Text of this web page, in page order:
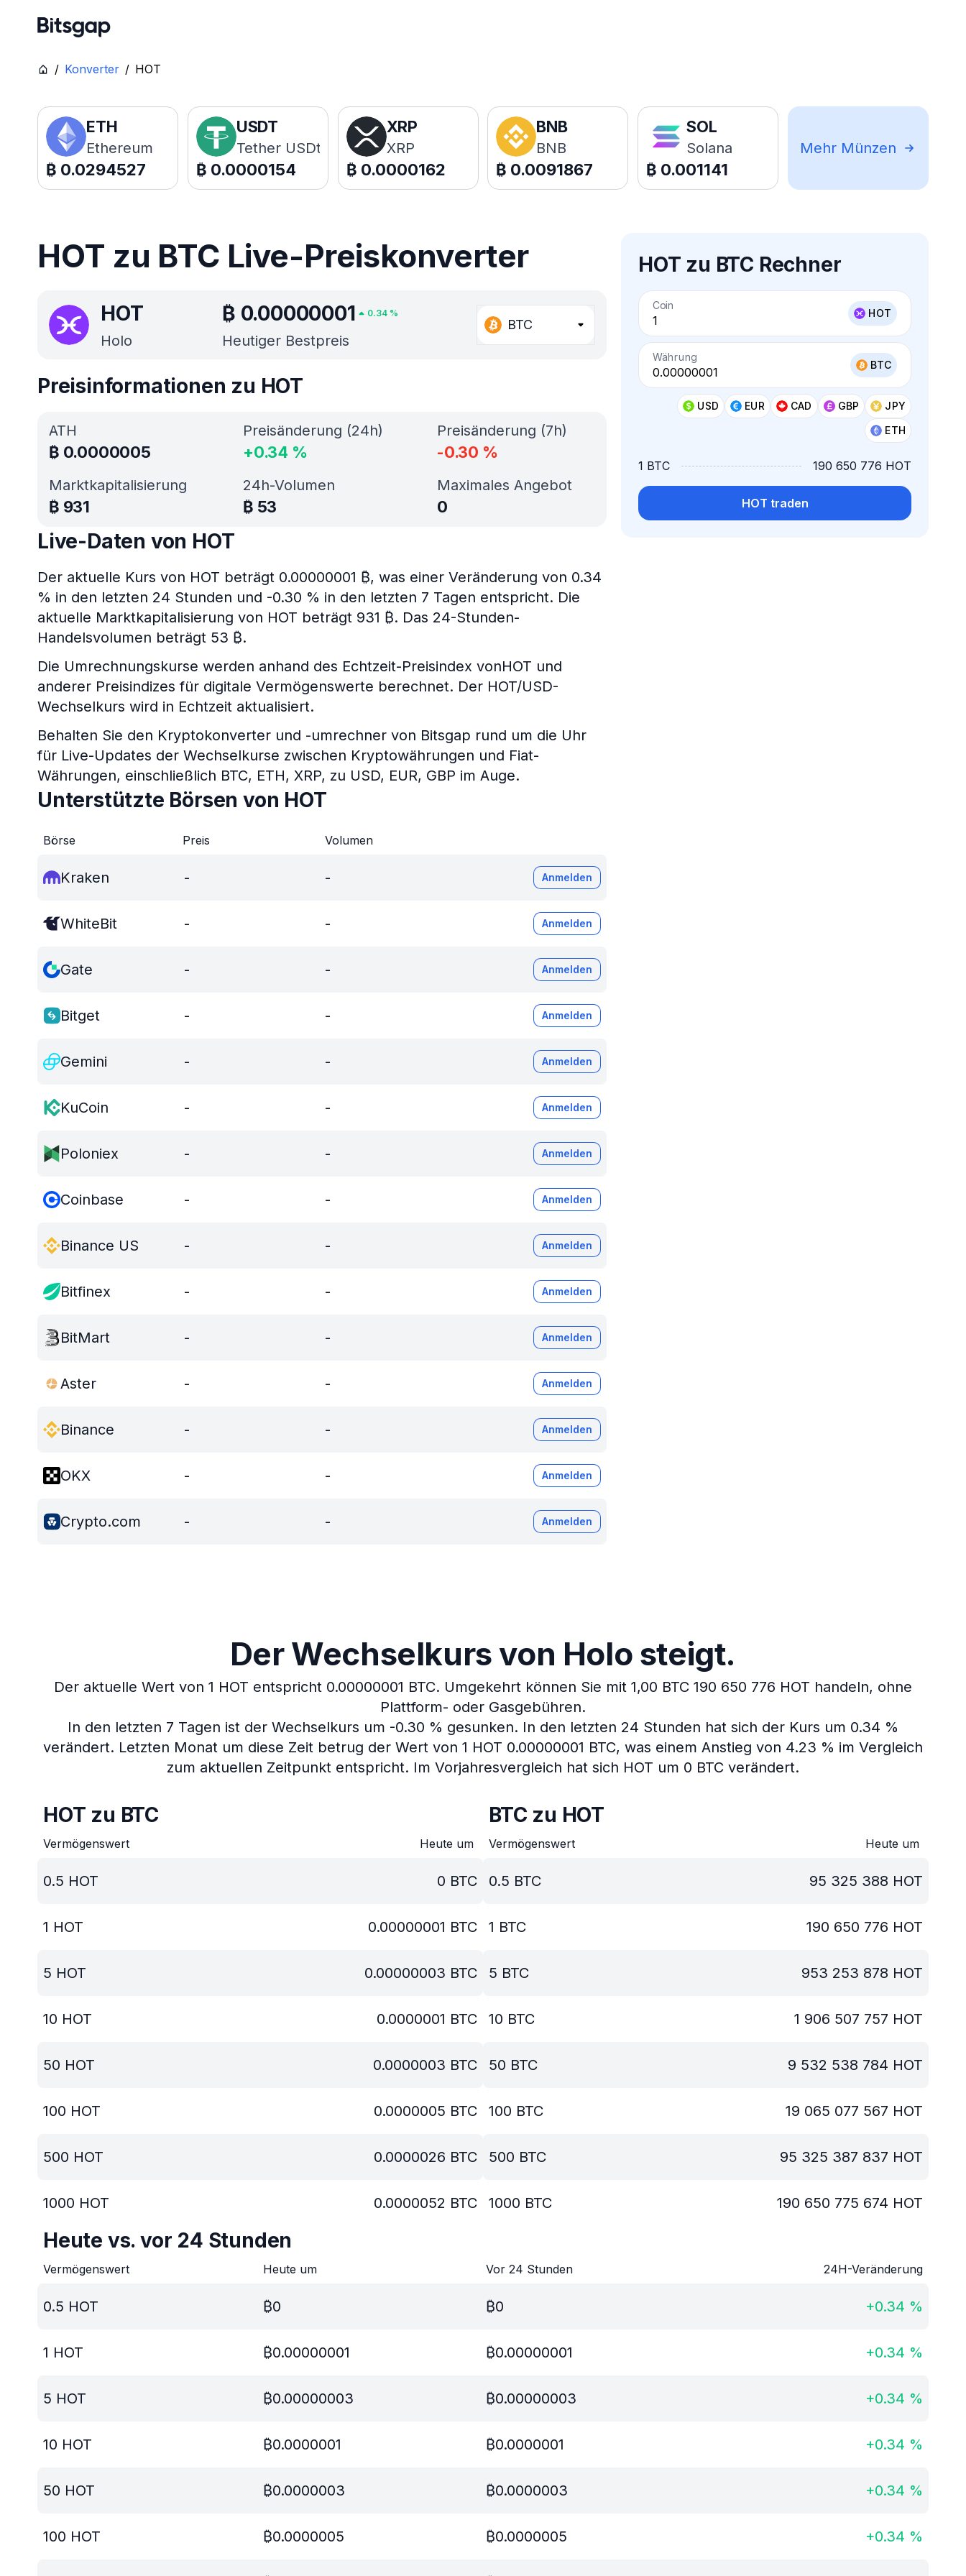
/ Konverter / HOT
ETH
Ethereum
₿ 0.0294527
USDT
Tether USDt
₿ 0.0000154
XRP
XRP
₿ 0.0000162
BNB
BNB
₿ 0.0091867
SOL
Solana
₿ 0.001141
Mehr Münzen
HOT zu BTC Live-Preiskonverter
HOT
Holo
₿ 0.00000001 0.34%
Heutiger Bestpreis
BTC
HOT zu BTC Rechner
Coin
HOT
Währung
BTC
USD EUR CAD GBP
JPY
ETH
1 BTC 190 650 776 HOT
HOT traden
Preisinformationen zu HOT
ATH
₿ 0.0000005
Marktkapitalisierung
₿ 931
Preisänderung (24h)
+0.34 %
Preisänderung (7h)
-0.30 %
24h-Volumen
₿ 53
Maximales Angebot
0
Live-Daten von HOT
Der aktuelle Kurs von HOT beträgt 0.00000001 ₿, was einer Veränderung von 0.34
% in den letzten 24 Stunden und -0.30 % in den letzten 7 Tagen entspricht. Die
aktuelle Marktkapitalisierung von HOT beträgt 931 ₿. Das 24-Stunden-
Handelsvolumen beträgt 53 ₿.
Die Umrechnungskurse werden anhand des Echtzeit-Preisindex vonHOT und
anderer Preisindizes für digitale Vermögenswerte berechnet. Der HOT/USD-
Wechselkurs wird in Echtzeit aktualisiert.
Behalten Sie den Kryptokonverter und -umrechner von Bitsgap rund um die Uhr
für Live-Updates der Wechselkurse zwischen Kryptowährungen und Fiat-
Währungen, einschließlich BTC, ETH, XRP, zu USD, EUR, GBP im Auge.
Unterstützte Börsen von HOT
Börse Preis Volumen
Kraken - - Anmelden
WhiteBit - - Anmelden
Gate - - Anmelden
Bitget - - Anmelden
Gemini - - Anmelden
KuCoin - - Anmelden
Poloniex - - Anmelden
Coinbase - - Anmelden
Binance US - - Anmelden
Bitfinex - - Anmelden
BitMart - - Anmelden
Aster - - Anmelden
Binance - - Anmelden
OKX - - Anmelden
Crypto.com - - Anmelden
Der Wechselkurs von Holo steigt.
Der aktuelle Wert von 1 HOT entspricht 0.00000001 BTC. Umgekehrt können Sie mit 1,00 BTC 190 650 776 HOT handeln, ohne
Plattform- oder Gasgebühren.
In den letzten 7 Tagen ist der Wechselkurs um -0.30 % gesunken. In den letzten 24 Stunden hat sich der Kurs um 0.34 %
verändert. Letzten Monat um diese Zeit betrug der Wert von 1 HOT 0.00000001 BTC, was einem Anstieg von 4.23 % im Vergleich
zum aktuellen Zeitpunkt entspricht. Im Vorjahresvergleich hat sich HOT um 0 BTC verändert.
HOT zu BTC
Vermögenswert Heute um
0.5 HOT 0 BTC
1 HOT 0.00000001 BTC
5 HOT 0.00000003 BTC
10 HOT 0.0000001 BTC
50 HOT 0.0000003 BTC
100 HOT 0.0000005 BTC
500 HOT 0.0000026 BTC
1000 HOT 0.0000052 BTC
BTC zu HOT
Vermögenswert Heute um
0.5 BTC 95 325 388 HOT
1 BTC 190 650 776 HOT
5 BTC 953 253 878 HOT
10 BTC 1 906 507 757 HOT
50 BTC 9 532 538 784 HOT
100 BTC 19 065 077 567 HOT
500 BTC 95 325 387 837 HOT
1000 BTC 190 650 775 674 HOT
Heute vs. vor 24 Stunden
Vermögenswert Heute um Vor 24 Stunden 24H-Veränderung
0.5 HOT ₿0 ₿0 +0.34 %
1 HOT ₿0.00000001 ₿0.00000001 +0.34 %
5 HOT ₿0.00000003 ₿0.00000003 +0.34 %
10 HOT ₿0.0000001 ₿0.0000001 +0.34 %
50 HOT ₿0.0000003 ₿0.0000003 +0.34 %
100 HOT ₿0.0000005 ₿0.0000005 +0.34 %